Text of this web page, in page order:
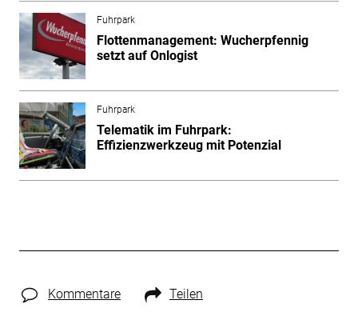
Fuhrpark
Flottenmanagement: Wucherpfennig
setzt auf Onlogist
Fuhrpark
Telematik im Fuhrpark:
Effizienzwerkzeug mit Potenzial
Kommentare Teilen